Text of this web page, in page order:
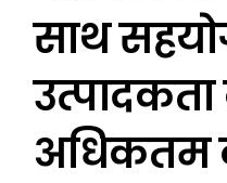
साथ
अधिकतम